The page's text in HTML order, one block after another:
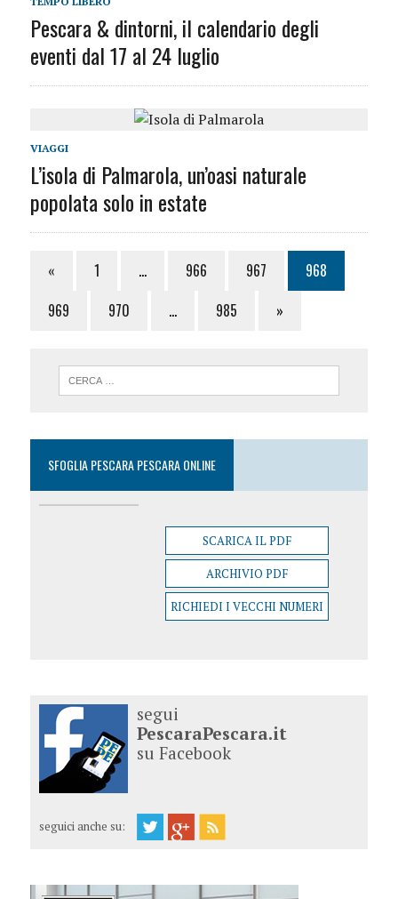
Pescara & dintorni, il calendario degli
eventi dal 17 al 24 luglio
VIAGGI
L’isola di Palmarola, un’oasi naturale
popolata solo in estate
« 1 … 966 967
968
969
970 … 985 »
SFOGLIA PESCARA PESCARA ONLINE
SCARICA IL PDF
ARCHIVIO PDF
RICHIEDI I VECCHI NUMERI
segui
PescaraPescara.it
su Facebook
seguici anche su: